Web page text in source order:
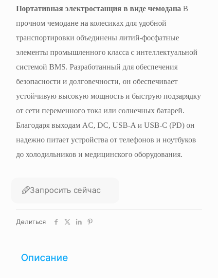
Портативная электростанция в виде чемодана В
прочном чемодане на колесиках для удобной
транспортировки объединены литий-фосфатные
элементы промышленного класса с интеллектуальной
системой BMS. Разработанный для обеспечения
безопасности и долговечности, он обеспечивает
устойчивую высокую мощность и быструю подзарядку
от сети переменного тока или солнечных батарей.
Благодаря выходам AC, DC, USB-A и USB-C (PD) он
надежно питает устройства от телефонов и ноутбуков
до холодильников и медицинского оборудования.
Запросить сейчас
Делиться
Описание